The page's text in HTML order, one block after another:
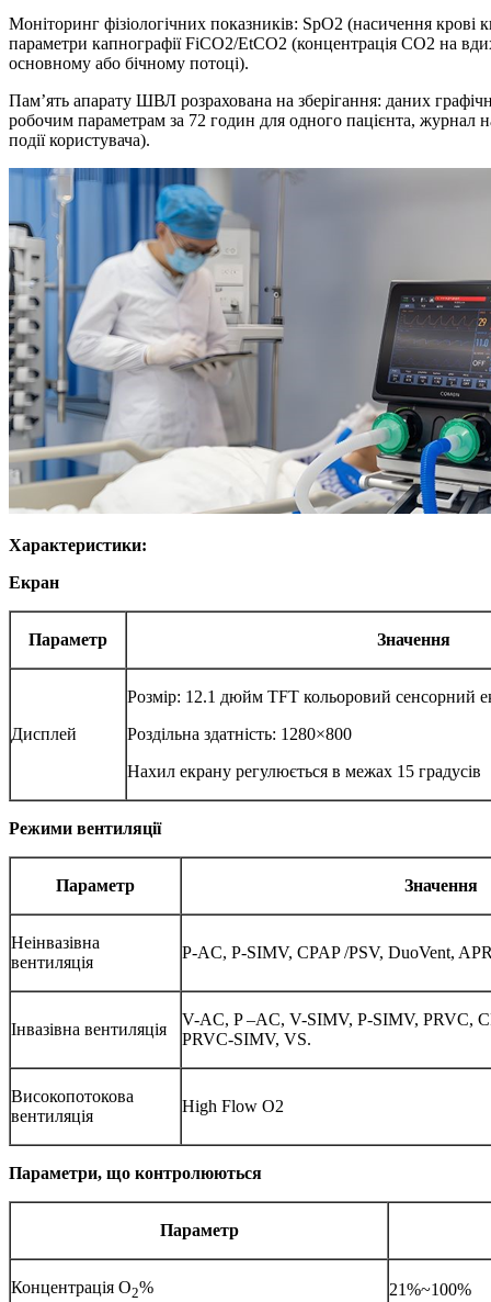
Моніторинг фізіологічних показників: SpO2 (насичення крові
параметри капнографії FiCO2/EtCO2 (концентрація СО2 на
основному або бічному потоці).
Пам’ять апарату ШВЛ розрахована на зберігання: даних
робочим параметрам за 72 годин для одного пацієнта, журнал
події користувача).
Характеристики:
Екран
Параметр Значення
Дисплей
Розмір: 12.1 дюйм TFT кольоровий сенсорний
Роздільна здатність: 1280×800
Нахил екрану регулюється в межах 15 градусів
Режими вентиляції
Параметр Значення
Неінвазівна
вентиляція
P-AC, P-SIMV, CPAP /PSV, DuoVent,
Інвазівна вентиляція
V-AC, P –AC, V-SIMV, P-SIMV, PRVC,
PRVC-SIMV, VS.
Високопотокова
вентиляція
High Flow O2
Параметри, що контролюються
Параметр
Концентрація O2% 21%~100%